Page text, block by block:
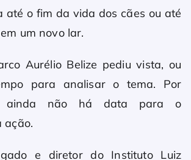
até o fim da vida dos cães ou até
um novo lar.
Aurélio Belize pediu vista, ou
para analisar o tema. Por
ainda não há data para o
ação.
e diretor do Instituto Luiz